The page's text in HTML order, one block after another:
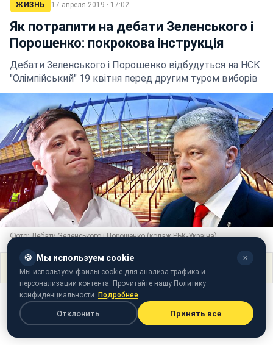
ЖИЗНЬ 17 апреля 2019 · 17:02
Як потрапити на дебати Зеленського і
Порошенко: покрокова інструкція
Дебати Зеленського і Порошенко відбудуться на НСК
"Олімпійський" 19 квітня перед другим туром виборів
Фото: Дебати Зеленського і Порошенко (колаж РБК-Україна)
Поделиться
🍪 Мы используем cookie ✕
Мы используем файлы cookie для анализа трафика и
персонализации контента. Прочитайте нашу Политику
конфиденциальности. Подробнее
Отклонить Принять все